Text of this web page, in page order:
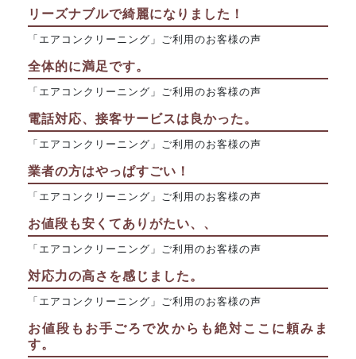
リーズナブルで綺麗になりました！
「エアコンクリーニング」ご利用のお客様の声
全体的に満足です。
「エアコンクリーニング」ご利用のお客様の声
電話対応、接客サービスは良かった。
「エアコンクリーニング」ご利用のお客様の声
業者の方はやっぱすごい！
「エアコンクリーニング」ご利用のお客様の声
お値段も安くてありがたい、、
「エアコンクリーニング」ご利用のお客様の声
対応力の高さを感じました。
「エアコンクリーニング」ご利用のお客様の声
お値段もお手ごろで次からも絶対ここに頼みま
す。